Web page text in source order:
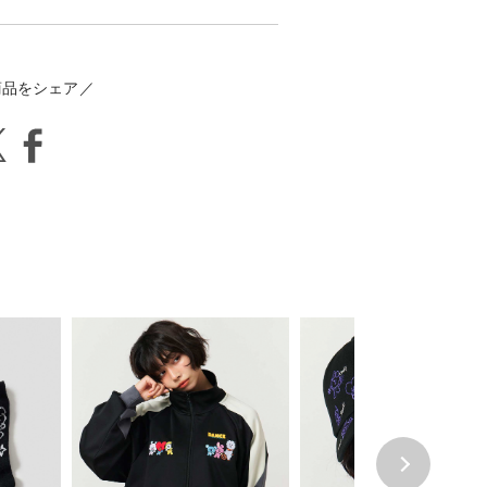
をシェア／